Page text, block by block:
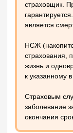
страховщик.
является
НСЖ
страхования,
жизнь и
к указанному
Страховым
заболевание
окончания